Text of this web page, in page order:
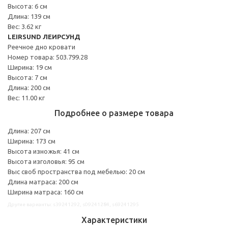
Высота: 6 см
Длина: 139 см
Вес: 3.62 кг
LEIRSUND ЛЕИРСУНД
Реечное дно кровати
Номер товара: 503.799.28
Ширина: 19 см
Высота: 7 см
Длина: 200 см
Вес: 11.00 кг
Подробнее о размере товара
Длина: 207 см
Ширина: 173 см
Высота изножья: 41 см
Высота изголовья: 95 см
Выс своб пространства под мебелью: 20 см
Длина матраса: 200 см
Ширина матраса: 160 см
Характеристики